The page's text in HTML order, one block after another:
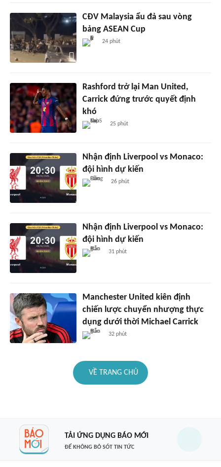
CĐV Malaysia ẩu đả sau vòng
bảng ASEAN Cup
24 phút
Rashford trở lại Man United,
Carrick đứng trước quyết định
khó
25 phút
Nhận định Liverpool vs Monaco:
đội hình dự kiến
26 phút
Nhận định Liverpool vs Monaco:
đội hình dự kiến
31 phút
Manchester United kiên định
chiến lược chuyển nhượng thực
dụng dưới thời Michael Carrick
32 phút
VỀ TRANG CHỦ
TẢI ỨNG DỤNG BÁO MỚI
ĐỂ KHÔNG BỎ SÓT TIN TỨC